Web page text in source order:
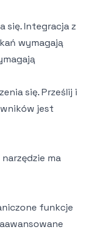
się. Integracja z
wymagają
się. Prześlij i
jest
ma
funkcje